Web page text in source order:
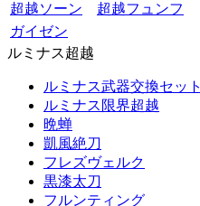
超越ソーン
超越フュンフ
ガイゼン
ルミナス超越
ルミナス武器交換セット
ルミナス限界超越
晩蝉
凱風絶刀
フレズヴェルク
黒漆太刀
フルンティング